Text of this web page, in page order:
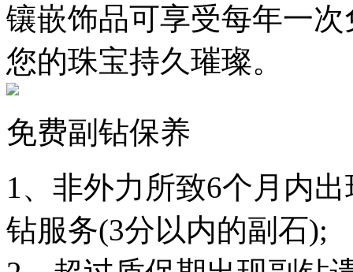
镶嵌饰品可享受每年一
您的珠宝持久璀璨。
免费副钻保养
1、非外力所致6个月内
钻服务(3分以内的副石);